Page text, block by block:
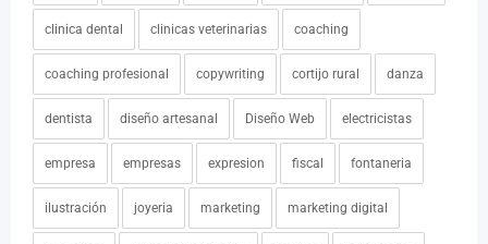
clinica dental clinicas veterinarias coaching
coaching profesional copywriting cortijo rural danza
dentista diseño artesanal Diseño Web electricistas
empresa empresas expresion fiscal fontaneria
ilustración joyeria marketing marketing digital